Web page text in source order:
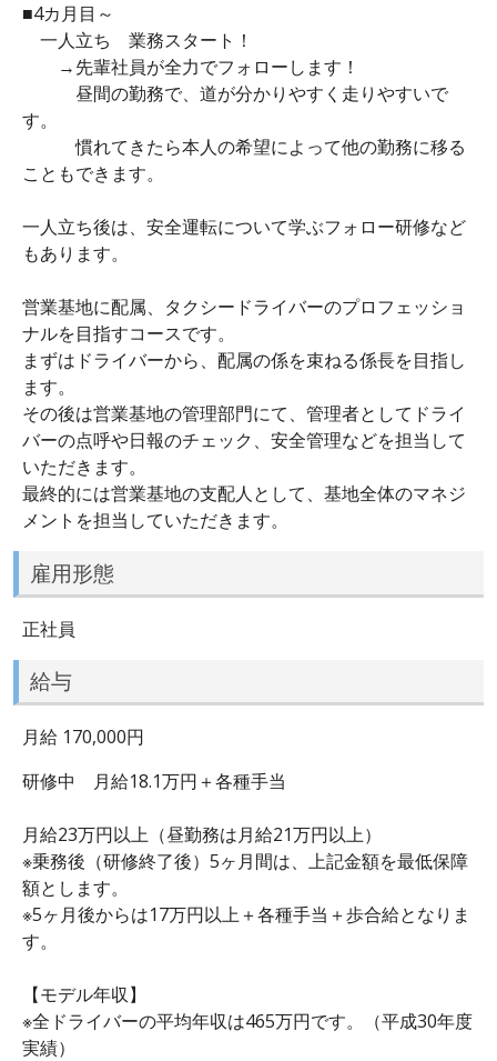
■4カ月目～
一人立ち 業務スタート！
→先輩社員が全力でフォローします！
昼間の勤務で、道が分かりやすく走りやすいで
す。
慣れてきたら本人の希望によって他の勤務に移る
こともできます。
一人立ち後は、安全運転について学ぶフォロー研修など
もあります。
営業基地に配属、タクシードライバーのプロフェッショ
ナルを目指すコースです。
まずはドライバーから、配属の係を束ねる係長を目指し
ます。
その後は営業基地の管理部門にて、管理者としてドライ
バーの点呼や日報のチェック、安全管理などを担当して
いただきます。
最終的には営業基地の支配人として、基地全体のマネジ
メントを担当していただきます。
雇用形態
正社員
給与
月給 170,000円
研修中 月給18.1万円＋各種手当
月給23万円以上（昼勤務は月給21万円以上）
※乗務後（研修終了後）5ヶ月間は、上記金額を最低保障
額とします。
※5ヶ月後からは17万円以上＋各種手当＋歩合給となりま
す。
【モデル年収】
※全ドライバーの平均年収は465万円です。（平成30年度
実績）